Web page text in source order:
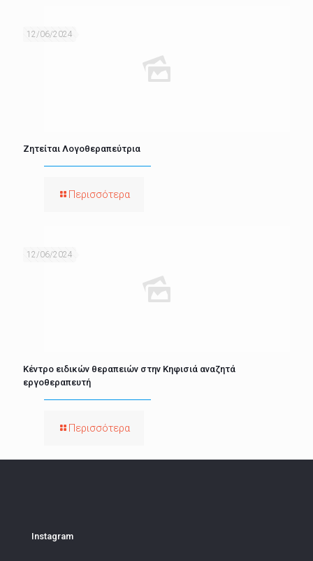
12/06/2024
Ζητείται Λογοθεραπεύτρια
Περισσότερα
12/06/2024
Κέντρο ειδικών θεραπειών στην Κηφισιά αναζητά
εργοθεραπευτή
Περισσότερα
Instagram